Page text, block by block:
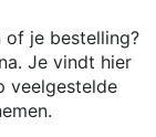
of je bestelling?
Je vindt hier
veelgestelde